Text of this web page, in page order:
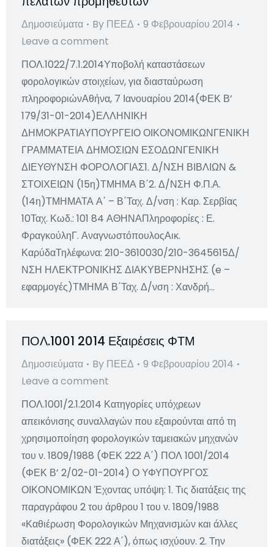
Δημοσιεύματα By ΠΕΕΔ
9 Φεβρουαρίου 2014
Leave a comment
ΠΟΛ.1022/7.1.2014Υποβολή καταστάσεων
φορολογικών στοιχείων, για διασταύρωση
πληροφοριώνΑθήνα, 7 Ιανουαρίου 2014(ΦΕΚ Β’
179/31-01-2014)ΕΛΛΗΝΙΚΗ
ΔΗΜΟΚΡΑΤΙΑΥΠΟΥΡΓΕΙΟ ΟΙΚΟΝΟΜΙΚΩΝΓΕΝΙΚΗ
ΓΡΑΜΜΑΤΕΙΑ ΔΗΜΟΣΙΩΝ ΕΣΟΔΩΝΓΕΝΙΚΗ
ΔΙΕΥΘΥΝΣΗ ΦΟΡΟΛΟΓΙΑΣ1. Δ/ΝΣΗ ΒΙΒΛΙΩΝ &
ΣΤΟΙΧΕΙΩΝ (15η)ΤΜΗΜΑ Β΄2. Δ/ΝΣΗ Φ.Π.Α.
(14η)ΤΜΗΜΑΤΑ Α΄ – Β΄Ταχ. Δ/νση : Καρ. Σερβίας
10Ταχ. Κωδ.: 101 84 ΑΘΗΝΑΠληροφορίες : Ε.
ΦραγκούληΓ. ΑναγνωστόπουλοςΑικ.
ΚαρύδαΤηλέφωνα: 210-3610030/210-3645615Δ/
ΝΣΗ ΗΛΕΚΤΡΟΝΙΚΗΣ ΔΙΑΚΥΒΕΡΝΗΣΗΣ (e –
εφαρμογές)ΤΜΗΜΑ Β΄Ταχ. Δ/νση : Χανδρή…
ΠΟΛ.1001 2014 Εξαιρέσεις ΦΤΜ
Δημοσιεύματα By ΠΕΕΔ
9 Φεβρουαρίου 2014
Leave a comment
ΠΟΛ.1001/2.1.2014 Κατηγορίες υπόχρεων
απεικόνισης συναλλαγών που εξαιρούνται από τη
χρησιμοποίηση φορολογικών ταμειακών μηχανών
του ν. 1809/1988 (ΦΕΚ 222 Α΄) ΠΟΛ 1001/2014
(ΦΕΚ Β’ 2/02-01-2014) Ο ΥΦΥΠΟΥΡΓΟΣ
ΟΙΚΟΝΟΜΙΚΩΝ Έχοντας υπόψη: 1. Τις διατάξεις της
παραγράφου 2 του άρθρου 1 του ν. 1809/1988
«Καθιέρωση Φορολογικών Μηχανισμών και άλλες
διατάξεις» (ΦΕΚ 222 Α΄), όπως ισχύουν. 2. Την